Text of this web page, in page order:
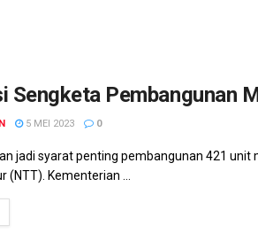
Sengketa Pembangunan
5 MEI 2023 0
jadi syarat penting pembangunan 421
(NTT). Kementerian ...